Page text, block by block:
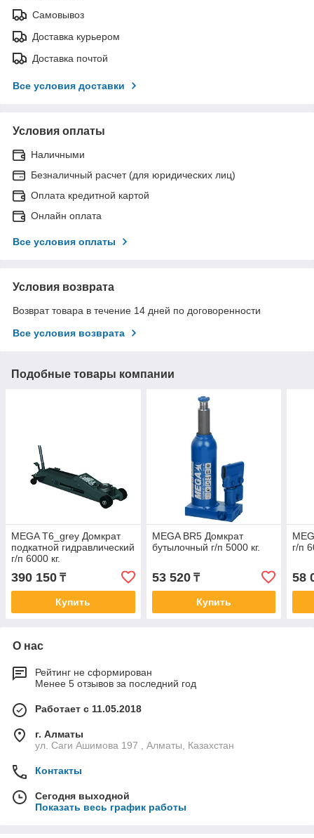
Самовывоз
Доставка курьером
Доставка почтой
Все условия доставки
Условия оплаты
Наличными
Безналичный расчет (для юридических лиц)
Оплата кредитной картой
Онлайн оплата
Все условия оплаты
Условия возврата
Возврат товара в течение 14 дней по договоренности
Все условия возврата
Подобные товары компании
MEGA T6_grey Домкрат
подкатной гидравлический
г/п 6000 кг.
390 150 ₸
Купить
MEGA BR5 Домкрат
бутылочный г/п 5000 кг.
53 520₸
Купить
г/п
58
О нас
Рейтинг не сформирован
Менее 5 отзывов за последний год
Работает с 11.05.2018
г. Алматы
ул. Саги Ашимова 197 , Алматы, Казахстан
Контакты
Сегодня выходной
Показать весь график работы